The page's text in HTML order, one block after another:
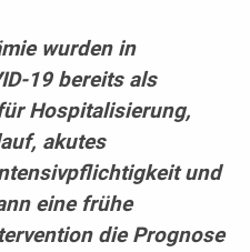
wurden in
19 bereits als
Hospitalisierung,
akutes
und
eine frühe
die Prognose